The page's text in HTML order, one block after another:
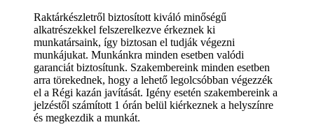
Raktárkészletről biztosított kiváló minőségű
alkatrészekkel felszerelkezve érkeznek ki
munkatársaink, így biztosan el tudják végezni
munkájukat. Munkánkra minden esetben valódi
garanciát biztosítunk. Szakembereink minden esetben
arra törekednek, hogy a lehető legolcsóbban végezzék
el a Régi kazán javítását. Igény esetén szakembereink a
jelzéstől számított 1 órán belül kiérkeznek a helyszínre
és megkezdik a munkát.